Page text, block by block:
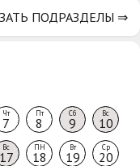
Чт
7
Пт
8
Сб
9
Вс
10
Вс
17
ПН
18
Вт
19
Ср
20
ПОДРАЗДЕЛЫ ⇒